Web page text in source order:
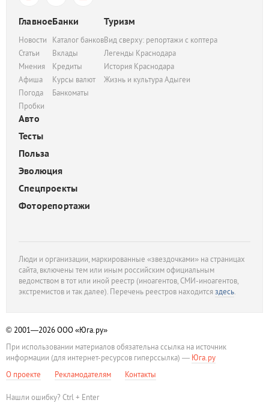
Главное
Новости
Статьи
Мнения
Афиша
Погода
Пробки
Банки
Каталог банков
Вклады
Кредиты
Курсы валют
Банкоматы
Туризм
Вид сверху: репортажи с коптера
Легенды Краснодара
История Краснодара
Жизнь и культура Адыгеи
Авто
Тесты
Польза
Эволюция
Спецпроекты
Фоторепортажи
Люди и организации, маркированные «звездочками» на страницах
сайта, включены тем или иным российским официальным
ведомством в тот или иной реестр (иноагентов, СМИ-иноагентов,
экстремистов и так далее). Перечень реестров находитсяздесь.
© 2001—2026ООО «Юга.ру»
При использовании материалов обязательна ссылка на источник
информации (для интернет-ресурсов гиперссылка) — Юга.ру
О проекте
Рекламодателям Контакты
Нашли ошибку? Ctrl + Enter